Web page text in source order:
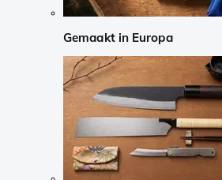
Gemaakt in Europa